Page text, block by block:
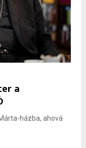
a
házba, ahová